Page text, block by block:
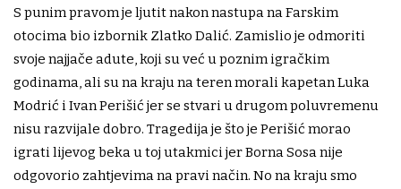
S punim pravom je ljutit nakon nastupa na Farskim
otocima bio izbornik Zlatko Dalić. Zamislio je odmoriti
svoje najjače adute, koji su već u poznim igračkim
godinama, ali su na kraju na teren morali kapetan Luka
Modrić i Ivan Perišić jer se stvari u drugom poluvremenu
nisu razvijale dobro. Tragedija je što je Perišić morao
igrati lijevog beka u toj utakmici jer Borna Sosa nije
odgovorio zahtjevima na pravi način. No na kraju smo